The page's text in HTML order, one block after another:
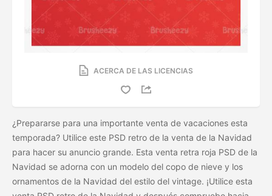
ACERCA DE LAS LICENCIAS
¿Prepararse para una importante venta de vacaciones esta
temporada? Utilice este PSD retro de la venta de la Navidad
para hacer su anuncio grande. Esta venta retra roja PSD de la
Navidad se adorna con un modelo del copo de nieve y los
ornamentos de la Navidad del estilo del vintage. ¡Utilice esta